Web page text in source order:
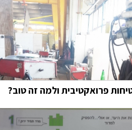
פרואקטיבית ולמה זה טוב?